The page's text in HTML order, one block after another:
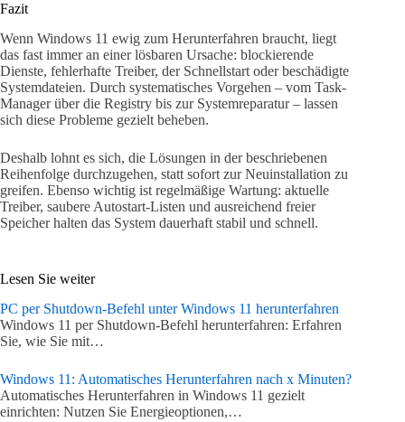
Fazit
Wenn Windows 11 ewig zum Herunterfahren braucht, liegt
das fast immer an einer lösbaren Ursache: blockierende
Dienste, fehlerhafte Treiber, der Schnellstart oder beschädigte
Systemdateien. Durch systematisches Vorgehen – vom Task-
Manager über die Registry bis zur Systemreparatur – lassen
sich diese Probleme gezielt beheben.
Deshalb lohnt es sich, die Lösungen in der beschriebenen
Reihenfolge durchzugehen, statt sofort zur Neuinstallation zu
greifen. Ebenso wichtig ist regelmäßige Wartung: aktuelle
Treiber, saubere Autostart-Listen und ausreichend freier
Speicher halten das System dauerhaft stabil und schnell.
Lesen Sie weiter
PC per Shutdown-Befehl unter Windows 11 herunterfahren
Windows 11 per Shutdown-Befehl herunterfahren: Erfahren
Sie, wie Sie mit…
Windows 11: Automatisches Herunterfahren nach x Minuten?
Automatisches Herunterfahren in Windows 11 gezielt
einrichten: Nutzen Sie Energieoptionen,…